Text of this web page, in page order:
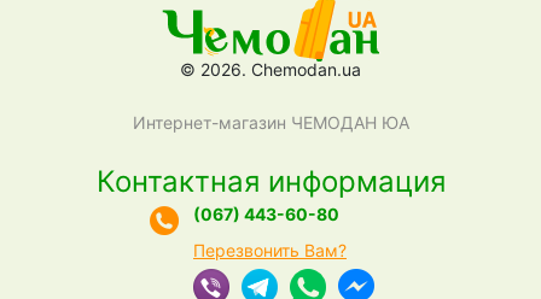
© 2026. Chemodan.ua
Интернет-магазин ЧЕМОДАН ЮА
Контактная информация
(067) 443-60-80
Перезвонить Вам?